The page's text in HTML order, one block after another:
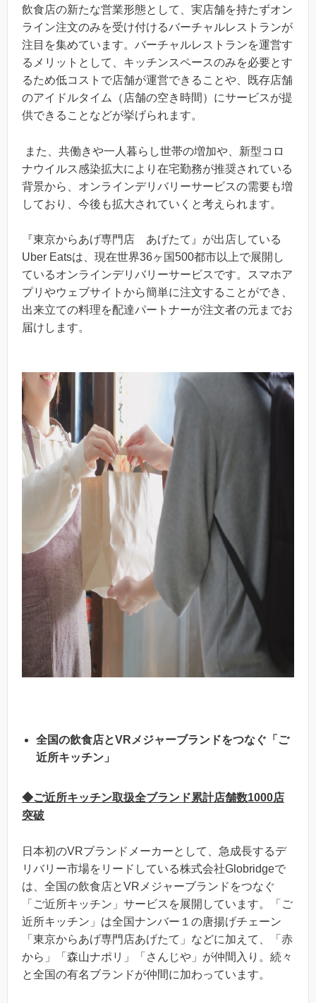
飲食店の新たな営業形態として、実店舗を持たずオン
ライン注文のみを受け付けるバーチャルレストランが
注目を集めています。バーチャルレストランを運営す
るメリットとして、キッチンスペースのみを必要とす
るため低コストで店舗が運営できることや、既存店舗
のアイドルタイム（店舗の空き時間）にサービスが提
供できることなどが挙げられます。
また、共働きや一人暮らし世帯の増加や、新型コロ
ナウイルス感染拡大により在宅勤務が推奨されている
背景から、オンラインデリバリーサービスの需要も増
しており、今後も拡大されていくと考えられます。
『東京からあげ専門店 あげたて』が出店している
Uber Eatsは、現在世界36ヶ国500都市以上で展開し
ているオンラインデリバリーサービスです。スマホア
プリやウェブサイトから簡単に注文することができ、
出来立ての料理を配達パートナーが注文者の元までお
届けします。
全国の飲食店とVRメジャーブランドをつなぐ「ご
近所キッチン」
◆ご近所キッチン取扱全ブランド累計店舗数1000店
突破
日本初のVRブランドメーカーとして、急成長するデ
リバリー市場をリードしている株式会社Globridgeで
は、全国の飲食店とVRメジャーブランドをつなぐ
「ご近所キッチン」サービスを展開しています。「ご
近所キッチン」は全国ナンバー１の唐揚げチェーン
「東京からあげ専門店あげたて」などに加えて、「赤
から」「森山ナポリ」「さんじや」が仲間入り。続々
と全国の有名ブランドが仲間に加わっています。